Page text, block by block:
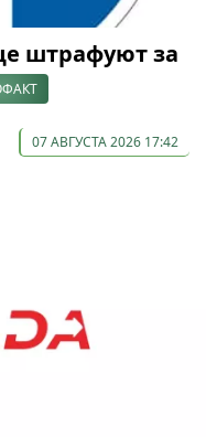
штрафуют за
07 АВГУСТА 2026 17:42